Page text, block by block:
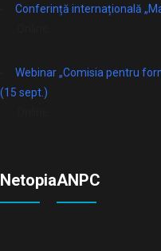
Conferință internațională
Webinar „Comisia pentru
(15 sept.)
NetopiaANPC